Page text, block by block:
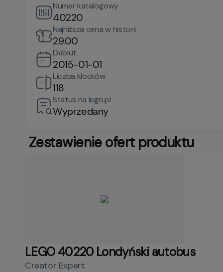
Numer katalogowy
40220
Najniższa cena w historii
29.00
Debiut
2015-01-01
Liczba klocków
118
Status na lego.pl
Wyprzedany
Zestawienie ofert produktu
LEGO 40220 Londyński autobus
Creator Expert